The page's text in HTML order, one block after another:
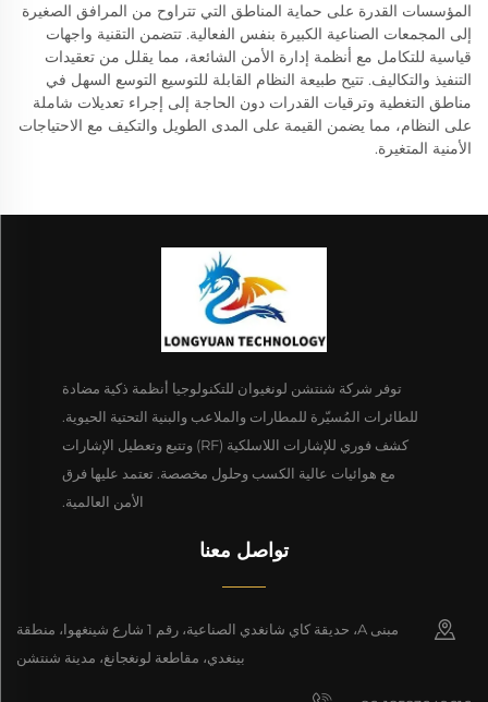
المؤسسات القدرة على حماية المناطق التي تتراوح من المرافق الصغيرة
إلى المجمعات الصناعية الكبيرة بنفس الفعالية. تتضمن التقنية واجهات
قياسية للتكامل مع أنظمة إدارة الأمن الشائعة، مما يقلل من تعقيدات
التنفيذ والتكاليف. تتيح طبيعة النظام القابلة للتوسيع التوسع السهل في
مناطق التغطية وترقيات القدرات دون الحاجة إلى إجراء تعديلات شاملة
على النظام، مما يضمن القيمة على المدى الطويل والتكيف مع الاحتياجات
الأمنية المتغيرة.
توفر شركة شنتشن لونغيوان للتكنولوجيا أنظمة ذكية مضادة
للطائرات المُسيّرة للمطارات والملاعب والبنية التحتية الحيوية.
كشف فوري للإشارات اللاسلكية (RF) وتتبع وتعطيل الإشارات
مع هوائيات عالية الكسب وحلول مخصصة. تعتمد عليها فرق
الأمن العالمية.
تواصل معنا
مبنى A، حديقة كاي شانغدي الصناعية، رقم 1 شارع شينغهوا، منطقة
بينغدي، مقاطعة لونغجانغ، مدينة شنتشن